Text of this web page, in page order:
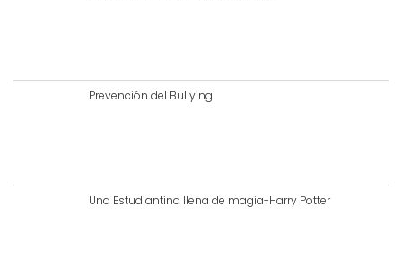
Prevención del Bullying
Una Estudiantina llena de magia-Harry Potter